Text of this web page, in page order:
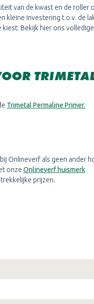
van de kwast en de roller
kleine investering t.o.v. de
Bekijk hier ons volledige
Trimetal Permaline Primer.
Onlineverf als geen ander
onze Onlineverf huismerk
prijzen.